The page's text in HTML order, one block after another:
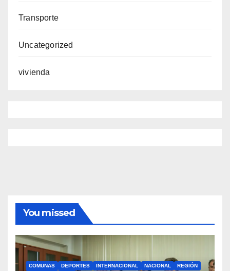
Transporte
Uncategorized
vivienda
You missed
COMUNAS DEPORTES INTERNACIONAL NACIONAL
REGIÓN